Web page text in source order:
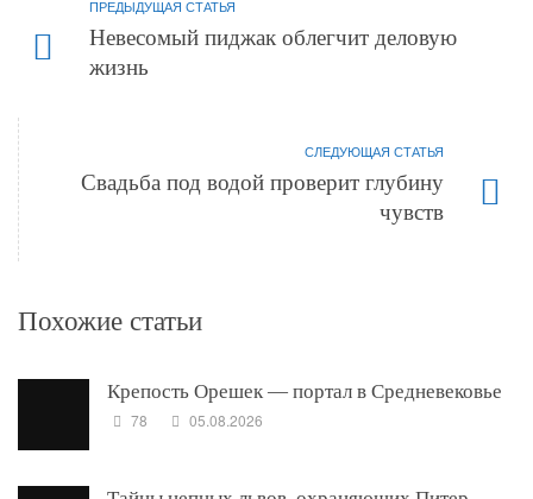
ПРЕДЫДУЩАЯ СТАТЬЯ
Невесомый пиджак облегчит деловую
жизнь
СЛЕДУЮЩАЯ СТАТЬЯ
Свадьба под водой проверит глубину
чувств
Похожие статьи
Крепость Орешек — портал в Средневековье
78 05.08.2026